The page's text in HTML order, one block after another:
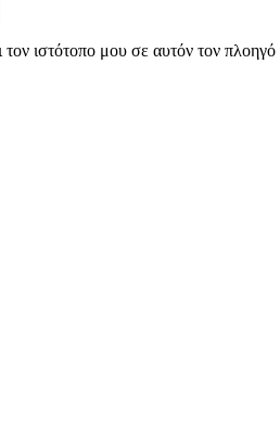
ιστότοπο μου σε αυτόν τον